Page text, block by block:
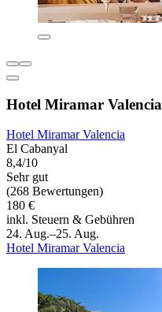
Hotel Miramar Valencia
Hotel Miramar Valencia
El Cabanyal
8,4/10
Sehr gut
(268 Bewertungen)
180 €
inkl. Steuern & Gebühren
24. Aug.–25. Aug.
Hotel Miramar Valencia